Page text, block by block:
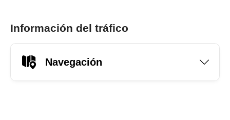
Información del tráfico
Navegación